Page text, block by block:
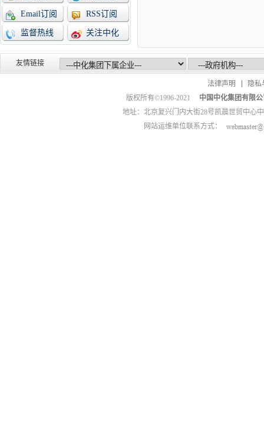
Email订阅 RSS订阅
监督热线 关注中化
友情链接
法律声明
隐私
版权所有©1996-2021 中国中化集团有限
地址：北京复兴门内大街28号凯晨世贸中心
网站运维单位联系方式：